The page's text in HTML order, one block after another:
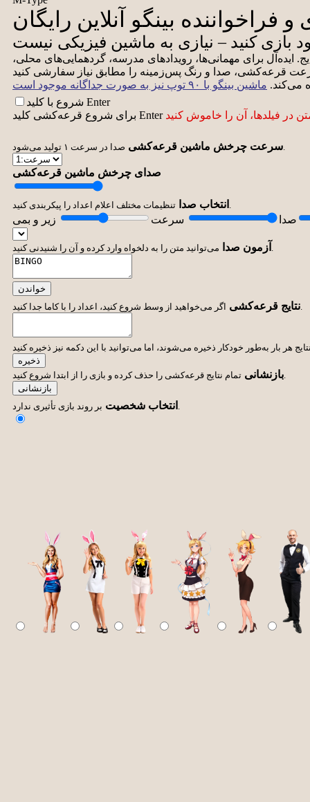
فراخواننده بینگو آنلاین رایگان
بازی کنید – نیازی به ماشین فیزیکی نیست
ایده‌آل برای مهمانی‌ها، رویدادهای مدرسه، گردهمایی‌های محلی،
شروع با کلید Enter
سرعت چرخش ماشین قرعه‌کشیصدا در سرعت ۱ تولید می‌شود.
صدای چرخش ماشین قرعه‌کشی
انتخاب صدا تنظیمات مختلف اعلام اعداد را پیکربندی کنید.
صدا سرعت زیر و بمی
آزمون صدا می‌توانید متن را به دلخواه وارد کرده و آن را شنیدنی کنید.
خواندن
نتایج قرعه‌کشیاگر می‌خواهید از وسط شروع کنید، اعداد را با کاما جدا کنید.
ذخیره
بازنشانیتمام نتایج قرعه‌کشی را حذف کرده و بازی را از ابتدا شروع کنید.
بازنشانی
انتخاب شخصیت بر روند بازی تأثیری ندارد.